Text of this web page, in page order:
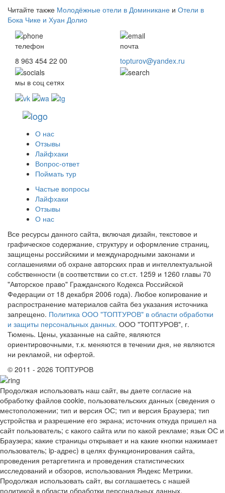
Читайте также Молодёжные отели в Доминикане и Отели в
Бока Чике и Хуан Долио
телефон
8 963 454 22 00
почта
topturov@yandex.ru
мы в соц сетях
О нас
Отзывы
Лайфхаки
Вопрос-ответ
Поймать тур
Частые вопросы
Лайфхаки
Отзывы
О нас
Все ресурсы данного сайта, включая дизайн, текстовое и
графическое содержание, структуру и оформление страниц,
защищены российскими и международными законами и
соглашениями об охране авторских прав и интеллектуальной
собственности (в соответствии со ст.ст. 1259 и 1260 главы 70
"Авторское право" Гражданского Кодекса Российской
Федерации от 18 декабря 2006 года). Любое копирование и
распространение материалов сайта без указания источника
запрещено. Политика ООО "ТОПТУРОВ" в области обработки
и защиты персональных данных. ООО "ТОПТУРОВ", г.
Тюмень. Цены, указанные на сайте, являются
ориентировочными, т.к. меняются в течении дня, не являются
ни рекламой, ни офертой.
© 2011 - 2026 ТОПТУРОВ
Продолжая использовать наш сайт, вы даете согласие на
обработку файлов cookie, пользовательских данных (сведения о
местоположении; тип и версия ОС; тип и версия Браузера; тип
устройства и разрешение его экрана; источник откуда пришел на
сайт пользователь; с какого сайта или по какой рекламе; язык ОС и
Браузера; какие страницы открывает и на какие кнопки нажимает
пользователь; ip-адрес) в целях функционирования сайта,
проведения ретаргетинга и проведения статистических
исследований и обзоров, использования Яндекс Метрики.
Продолжая использовать сайт, вы соглашаетесь с нашей
политикой в области обработки персональных данных,